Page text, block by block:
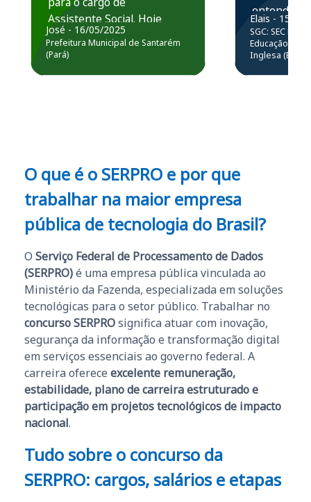
Assistente Social. Hoje
estou atuando na
Prefeitura de Santarém.
José - 16/05/2025
Prefeitura Municipal de Santarém
(Pará)
entender e
prática
resolução
questões.”
Elais - 15/07/
SGC: SEC BA
Educação
Inglesa (Edital
O que é o SERPRO e por que
trabalhar na maior empresa
pública de tecnologia do Brasil?
O Serviço Federal de Processamento de Dados
(SERPRO)é uma empresa pública vinculada ao
Ministério da Fazenda, especializada em soluções
tecnológicas para o setor público. Trabalhar no
concurso SERPROsignifica atuar com inovação,
segurança da informação e transformação digital
em serviços essenciais ao governo federal. A
carreira oferece excelente remuneração,
estabilidade, plano de carreira estruturado e
participação em projetos tecnológicos de impacto
nacional.
Tudo sobre o concurso da
SERPRO: cargos, salários e etapas